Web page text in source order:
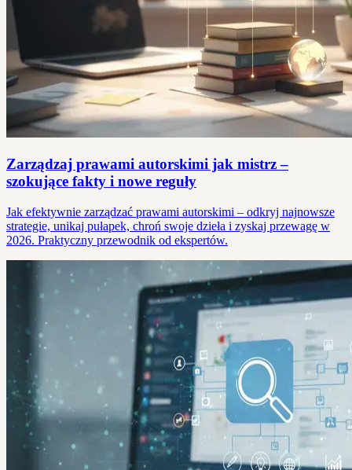
Zarządzaj prawami autorskimi jak mistrz –
szokujące fakty i nowe reguły
Jak efektywnie zarządzać prawami autorskimi – odkryj najnowsze
strategie, unikaj pułapek, chroń swoje dzieła i zyskaj przewagę w
2026. Praktyczny przewodnik od ekspertów.